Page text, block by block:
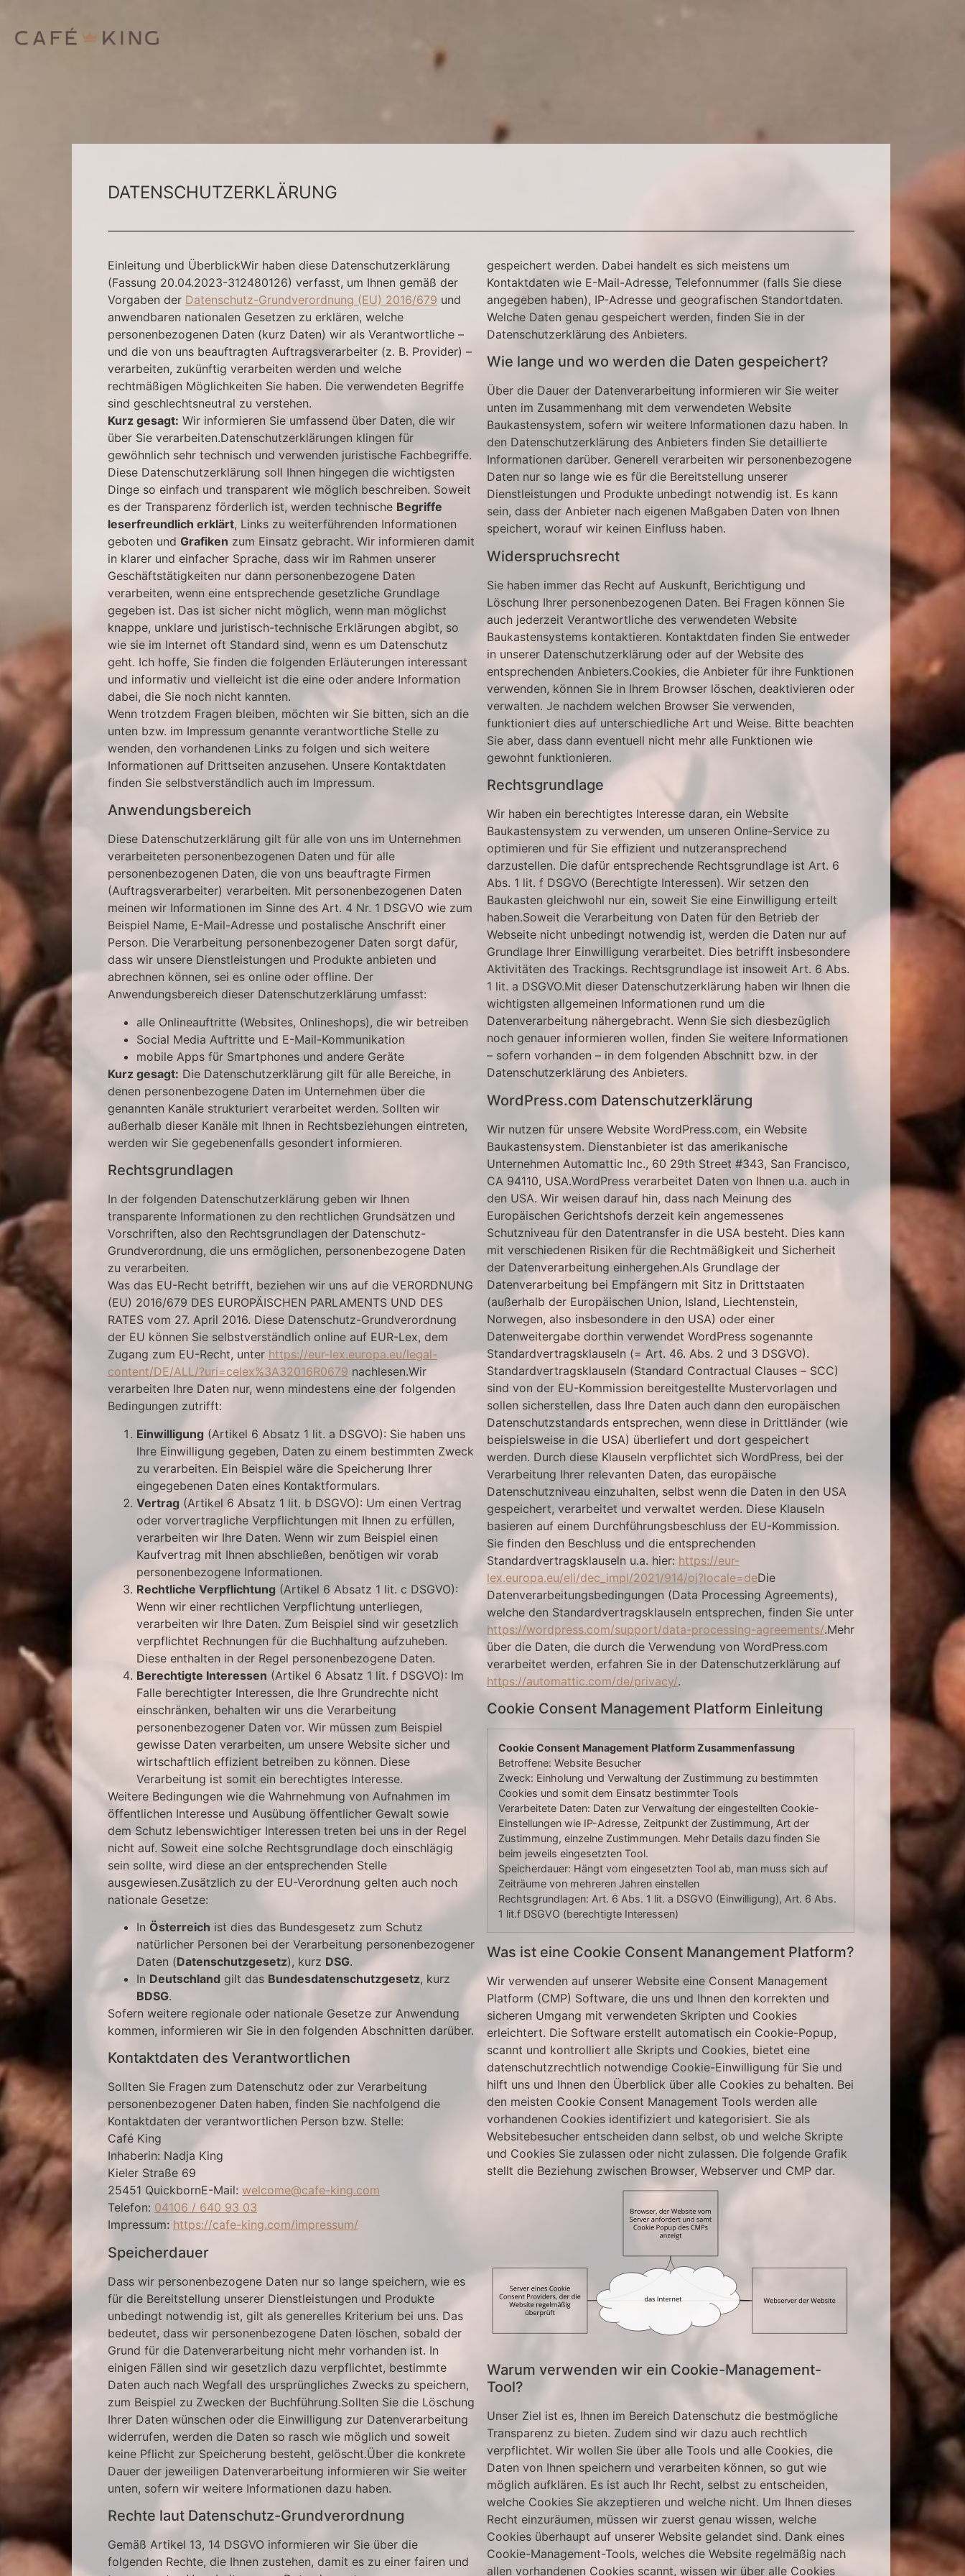
DATENSCHUTZERKLÄRUNG
Einleitung und ÜberblickWir haben diese Datenschutzerklärung
(Fassung 20.04.2023-312480126) verfasst, um Ihnen gemäß der
Vorgaben der Datenschutz-Grundverordnung (EU) 2016/679 und
anwendbaren nationalen Gesetzen zu erklären, welche
personenbezogenen Daten (kurz Daten) wir als Verantwortliche –
und die von uns beauftragten Auftragsverarbeiter (z. B. Provider) –
verarbeiten, zukünftig verarbeiten werden und welche
rechtmäßigen Möglichkeiten Sie haben. Die verwendeten Begriffe
sind geschlechtsneutral zu verstehen.
Kurz gesagt: Wir informieren Sie umfassend über Daten, die wir
über Sie verarbeiten.Datenschutzerklärungen klingen für
gewöhnlich sehr technisch und verwenden juristische Fachbegriffe.
Diese Datenschutzerklärung soll Ihnen hingegen die wichtigsten
Dinge so einfach und transparent wie möglich beschreiben. Soweit
es der Transparenz förderlich ist, werden technische Begriffe
leserfreundlich erklärt, Links zu weiterführenden Informationen
geboten und Grafiken zum Einsatz gebracht. Wir informieren damit
in klarer und einfacher Sprache, dass wir im Rahmen unserer
Geschäftstätigkeiten nur dann personenbezogene Daten
verarbeiten, wenn eine entsprechende gesetzliche Grundlage
gegeben ist. Das ist sicher nicht möglich, wenn man möglichst
knappe, unklare und juristisch-technische Erklärungen abgibt, so
wie sie im Internet oft Standard sind, wenn es um Datenschutz
geht. Ich hoffe, Sie finden die folgenden Erläuterungen interessant
und informativ und vielleicht ist die eine oder andere Information
dabei, die Sie noch nicht kannten.
Wenn trotzdem Fragen bleiben, möchten wir Sie bitten, sich an die
unten bzw. im Impressum genannte verantwortliche Stelle zu
wenden, den vorhandenen Links zu folgen und sich weitere
Informationen auf Drittseiten anzusehen. Unsere Kontaktdaten
finden Sie selbstverständlich auch im Impressum.
Anwendungsbereich
Diese Datenschutzerklärung gilt für alle von uns im Unternehmen
verarbeiteten personenbezogenen Daten und für alle
personenbezogenen Daten, die von uns beauftragte Firmen
(Auftragsverarbeiter) verarbeiten. Mit personenbezogenen Daten
meinen wir Informationen im Sinne des Art. 4 Nr. 1 DSGVO wie zum
Beispiel Name, E-Mail-Adresse und postalische Anschrift einer
Person. Die Verarbeitung personenbezogener Daten sorgt dafür,
dass wir unsere Dienstleistungen und Produkte anbieten und
abrechnen können, sei es online oder offline. Der
Anwendungsbereich dieser Datenschutzerklärung umfasst:
alle Onlineauftritte (Websites, Onlineshops), die wir betreiben
Social Media Auftritte und E-Mail-Kommunikation
mobile Apps für Smartphones und andere Geräte
Kurz gesagt: Die Datenschutzerklärung gilt für alle Bereiche, in
denen personenbezogene Daten im Unternehmen über die
genannten Kanäle strukturiert verarbeitet werden. Sollten wir
außerhalb dieser Kanäle mit Ihnen in Rechtsbeziehungen eintreten,
werden wir Sie gegebenenfalls gesondert informieren.
Rechtsgrundlagen
In der folgenden Datenschutzerklärung geben wir Ihnen
transparente Informationen zu den rechtlichen Grundsätzen und
Vorschriften, also den Rechtsgrundlagen der Datenschutz-
Grundverordnung, die uns ermöglichen, personenbezogene Daten
zu verarbeiten.
Was das EU-Recht betrifft, beziehen wir uns auf die VERORDNUNG
(EU) 2016/679 DES EUROPÄISCHEN PARLAMENTS UND DES
RATES vom 27. April 2016. Diese Datenschutz-Grundverordnung
der EU können Sie selbstverständlich online auf EUR-Lex, dem
Zugang zum EU-Recht, unter https://eur-lex.europa.eu/legal-
content/DE/ALL/?uri=celex%3A32016R0679 nachlesen.Wir
verarbeiten Ihre Daten nur, wenn mindestens eine der folgenden
Bedingungen zutrifft:
Einwilligung (Artikel 6 Absatz 1 lit. a DSGVO): Sie haben uns
Ihre Einwilligung gegeben, Daten zu einem bestimmten Zweck
zu verarbeiten. Ein Beispiel wäre die Speicherung Ihrer
eingegebenen Daten eines Kontaktformulars.
Vertrag (Artikel 6 Absatz 1 lit. b DSGVO): Um einen Vertrag
oder vorvertragliche Verpflichtungen mit Ihnen zu erfüllen,
verarbeiten wir Ihre Daten. Wenn wir zum Beispiel einen
Kaufvertrag mit Ihnen abschließen, benötigen wir vorab
personenbezogene Informationen.
Rechtliche Verpflichtung (Artikel 6 Absatz 1 lit. c DSGVO):
Wenn wir einer rechtlichen Verpflichtung unterliegen,
verarbeiten wir Ihre Daten. Zum Beispiel sind wir gesetzlich
verpflichtet Rechnungen für die Buchhaltung aufzuheben.
Diese enthalten in der Regel personenbezogene Daten.
Berechtigte Interessen (Artikel 6 Absatz 1 lit. f DSGVO): Im
Falle berechtigter Interessen, die Ihre Grundrechte nicht
einschränken, behalten wir uns die Verarbeitung
personenbezogener Daten vor. Wir müssen zum Beispiel
gewisse Daten verarbeiten, um unsere Website sicher und
wirtschaftlich effizient betreiben zu können. Diese
Verarbeitung ist somit ein berechtigtes Interesse.
Weitere Bedingungen wie die Wahrnehmung von Aufnahmen im
öffentlichen Interesse und Ausübung öffentlicher Gewalt sowie
dem Schutz lebenswichtiger Interessen treten bei uns in der Regel
nicht auf. Soweit eine solche Rechtsgrundlage doch einschlägig
sein sollte, wird diese an der entsprechenden Stelle
ausgewiesen.Zusätzlich zu der EU-Verordnung gelten auch noch
nationale Gesetze:
In Österreich ist dies das Bundesgesetz zum Schutz
natürlicher Personen bei der Verarbeitung personenbezogener
Daten (Datenschutzgesetz), kurz DSG.
In Deutschland gilt das Bundesdatenschutzgesetz, kurz
BDSG.
Sofern weitere regionale oder nationale Gesetze zur Anwendung
kommen, informieren wir Sie in den folgenden Abschnitten darüber.
Kontaktdaten des Verantwortlichen
Sollten Sie Fragen zum Datenschutz oder zur Verarbeitung
personenbezogener Daten haben, finden Sie nachfolgend die
Kontaktdaten der verantwortlichen Person bzw. Stelle:
Café King
Inhaberin: Nadja King
Kieler Straße 69
25451 QuickbornE-Mail: welcome@cafe-king.com
Telefon: 04106 / 640 93 03
Impressum: https://cafe-king.com/impressum/
Speicherdauer
Dass wir personenbezogene Daten nur so lange speichern, wie es
für die Bereitstellung unserer Dienstleistungen und Produkte
unbedingt notwendig ist, gilt als generelles Kriterium bei uns. Das
bedeutet, dass wir personenbezogene Daten löschen, sobald der
Grund für die Datenverarbeitung nicht mehr vorhanden ist. In
einigen Fällen sind wir gesetzlich dazu verpflichtet, bestimmte
Daten auch nach Wegfall des ursprüngliches Zwecks zu speichern,
zum Beispiel zu Zwecken der Buchführung.Sollten Sie die Löschung
Ihrer Daten wünschen oder die Einwilligung zur Datenverarbeitung
widerrufen, werden die Daten so rasch wie möglich und soweit
keine Pflicht zur Speicherung besteht, gelöscht.Über die konkrete
Dauer der jeweiligen Datenverarbeitung informieren wir Sie weiter
unten, sofern wir weitere Informationen dazu haben.
Rechte laut Datenschutz-Grundverordnung
Gemäß Artikel 13, 14 DSGVO informieren wir Sie über die
folgenden Rechte, die Ihnen zustehen, damit es zu einer fairen und
gespeichert werden. Dabei handelt es sich meistens um
Kontaktdaten wie E-Mail-Adresse, Telefonnummer (falls Sie diese
angegeben haben), IP-Adresse und geografischen Standortdaten.
Welche Daten genau gespeichert werden, finden Sie in der
Datenschutzerklärung des Anbieters.
Wie lange und wo werden die Daten gespeichert?
Über die Dauer der Datenverarbeitung informieren wir Sie weiter
unten im Zusammenhang mit dem verwendeten Website
Baukastensystem, sofern wir weitere Informationen dazu haben. In
den Datenschutzerklärung des Anbieters finden Sie detaillierte
Informationen darüber. Generell verarbeiten wir personenbezogene
Daten nur so lange wie es für die Bereitstellung unserer
Dienstleistungen und Produkte unbedingt notwendig ist. Es kann
sein, dass der Anbieter nach eigenen Maßgaben Daten von Ihnen
speichert, worauf wir keinen Einfluss haben.
Widerspruchsrecht
Sie haben immer das Recht auf Auskunft, Berichtigung und
Löschung Ihrer personenbezogenen Daten. Bei Fragen können Sie
auch jederzeit Verantwortliche des verwendeten Website
Baukastensystems kontaktieren. Kontaktdaten finden Sie entweder
in unserer Datenschutzerklärung oder auf der Website des
entsprechenden Anbieters.Cookies, die Anbieter für ihre Funktionen
verwenden, können Sie in Ihrem Browser löschen, deaktivieren oder
verwalten. Je nachdem welchen Browser Sie verwenden,
funktioniert dies auf unterschiedliche Art und Weise. Bitte beachten
Sie aber, dass dann eventuell nicht mehr alle Funktionen wie
gewohnt funktionieren.
Rechtsgrundlage
Wir haben ein berechtigtes Interesse daran, ein Website
Baukastensystem zu verwenden, um unseren Online-Service zu
optimieren und für Sie effizient und nutzeransprechend
darzustellen. Die dafür entsprechende Rechtsgrundlage ist Art. 6
Abs. 1 lit. f DSGVO (Berechtigte Interessen). Wir setzen den
Baukasten gleichwohl nur ein, soweit Sie eine Einwilligung erteilt
haben.Soweit die Verarbeitung von Daten für den Betrieb der
Webseite nicht unbedingt notwendig ist, werden die Daten nur auf
Grundlage Ihrer Einwilligung verarbeitet. Dies betrifft insbesondere
Aktivitäten des Trackings. Rechtsgrundlage ist insoweit Art. 6 Abs.
1 lit. a DSGVO.Mit dieser Datenschutzerklärung haben wir Ihnen die
wichtigsten allgemeinen Informationen rund um die
Datenverarbeitung nähergebracht. Wenn Sie sich diesbezüglich
noch genauer informieren wollen, finden Sie weitere Informationen
– sofern vorhanden – in dem folgenden Abschnitt bzw. in der
Datenschutzerklärung des Anbieters.
WordPress.com Datenschutzerklärung
Wir nutzen für unsere Website WordPress.com, ein Website
Baukastensystem. Dienstanbieter ist das amerikanische
Unternehmen Automattic Inc., 60 29th Street #343, San Francisco,
CA 94110, USA.WordPress verarbeitet Daten von Ihnen u.a. auch in
den USA. Wir weisen darauf hin, dass nach Meinung des
Europäischen Gerichtshofs derzeit kein angemessenes
Schutzniveau für den Datentransfer in die USA besteht. Dies kann
mit verschiedenen Risiken für die Rechtmäßigkeit und Sicherheit
der Datenverarbeitung einhergehen.Als Grundlage der
Datenverarbeitung bei Empfängern mit Sitz in Drittstaaten
(außerhalb der Europäischen Union, Island, Liechtenstein,
Norwegen, also insbesondere in den USA) oder einer
Datenweitergabe dorthin verwendet WordPress sogenannte
Standardvertragsklauseln (= Art. 46. Abs. 2 und 3 DSGVO).
Standardvertragsklauseln (Standard Contractual Clauses – SCC)
sind von der EU-Kommission bereitgestellte Mustervorlagen und
sollen sicherstellen, dass Ihre Daten auch dann den europäischen
Datenschutzstandards entsprechen, wenn diese in Drittländer (wie
beispielsweise in die USA) überliefert und dort gespeichert
werden. Durch diese Klauseln verpflichtet sich WordPress, bei der
Verarbeitung Ihrer relevanten Daten, das europäische
Datenschutzniveau einzuhalten, selbst wenn die Daten in den USA
gespeichert, verarbeitet und verwaltet werden. Diese Klauseln
basieren auf einem Durchführungsbeschluss der EU-Kommission.
Sie finden den Beschluss und die entsprechenden
Standardvertragsklauseln u.a. hier: https://eur-
lex.europa.eu/eli/dec_impl/2021/914/oj?locale=deDie
Datenverarbeitungsbedingungen (Data Processing Agreements),
welche den Standardvertragsklauseln entsprechen, finden Sie unter
https://wordpress.com/support/data-processing-agreements/.Mehr
über die Daten, die durch die Verwendung von WordPress.com
verarbeitet werden, erfahren Sie in der Datenschutzerklärung auf
https://automattic.com/de/privacy/.
Cookie Consent Management Platform Einleitung
Cookie Consent Management Platform Zusammenfassung
Betroffene: Website Besucher
Zweck: Einholung und Verwaltung der Zustimmung zu bestimmten
Cookies und somit dem Einsatz bestimmter Tools
Verarbeitete Daten: Daten zur Verwaltung der eingestellten Cookie-
Einstellungen wie IP-Adresse, Zeitpunkt der Zustimmung, Art der
Zustimmung, einzelne Zustimmungen. Mehr Details dazu finden Sie
beim jeweils eingesetzten Tool.
Speicherdauer: Hängt vom eingesetzten Tool ab, man muss sich auf
Zeiträume von mehreren Jahren einstellen
Rechtsgrundlagen: Art. 6 Abs. 1 lit. a DSGVO (Einwilligung), Art. 6 Abs.
1 lit.f DSGVO (berechtigte Interessen)
Was ist eine Cookie Consent Manangement Platform?
Wir verwenden auf unserer Website eine Consent Management
Platform (CMP) Software, die uns und Ihnen den korrekten und
sicheren Umgang mit verwendeten Skripten und Cookies
erleichtert. Die Software erstellt automatisch ein Cookie-Popup,
scannt und kontrolliert alle Skripts und Cookies, bietet eine
datenschutzrechtlich notwendige Cookie-Einwilligung für Sie und
hilft uns und Ihnen den Überblick über alle Cookies zu behalten. Bei
den meisten Cookie Consent Management Tools werden alle
vorhandenen Cookies identifiziert und kategorisiert. Sie als
Websitebesucher entscheiden dann selbst, ob und welche Skripte
und Cookies Sie zulassen oder nicht zulassen. Die folgende Grafik
stellt die Beziehung zwischen Browser, Webserver und CMP dar.
Warum verwenden wir ein Cookie-Management-
Tool?
Unser Ziel ist es, Ihnen im Bereich Datenschutz die bestmögliche
Transparenz zu bieten. Zudem sind wir dazu auch rechtlich
verpflichtet. Wir wollen Sie über alle Tools und alle Cookies, die
Daten von Ihnen speichern und verarbeiten können, so gut wie
möglich aufklären. Es ist auch Ihr Recht, selbst zu entscheiden,
welche Cookies Sie akzeptieren und welche nicht. Um Ihnen dieses
Recht einzuräumen, müssen wir zuerst genau wissen, welche
Cookies überhaupt auf unserer Website gelandet sind. Dank eines
Cookie-Management-Tools, welches die Website regelmäßig nach
allen vorhandenen Cookies scannt, wissen wir über alle Cookies